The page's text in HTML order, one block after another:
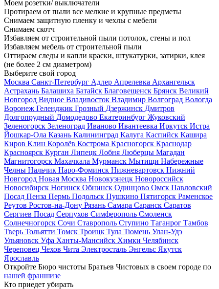
Моем розетки/ выключатели
Протираем от пыли все мелкие и крупные предметы
Снимаем защитную пленку и чехлы с мебели
Снимаем скотч
Избавляем от строительной пыли потолок, стены и пол
Избавляем мебель от строительной пыли
Оттираем следы и капли краски, штукатурки, затирки, клея
(не более 2 см диаметром)
Выберите свой город
Москва Санкт-Петербург Адлер Апрелевка Архангельск
Астрахань Балашиха Батайск Благовещенск Брянск Великий
Новгород Видное Владивосток Владимир Волгоград Вологда
Воронеж Геленджик Грозный Дзержинск Дмитров
Долгопрудный Домодедово Екатеринбург Жуковский
Зеленогорск Зеленоград Иваново Ивантеевка Иркутск Истра
Йошкар-Ола Казань Калининград Калуга Каспийск Кашира
Киров Клин Королёв Кострома Красногорск Краснодар
Красноярск Курган Липецк Лобня Люберцы Магадан
Магнитогорск Махачкала Мурманск Мытищи Набережные
Челны Нальчик Наро-Фоминск Нижневартовск Нижний
Новгород Новая Москва Новокузнецк Новороссийск
Новосибирск Ногинск Обнинск Одинцово Омск Павловский
Посад Пенза Пермь Подольск Пушкино Пятигорск Раменское
Реутов Ростов-на-Дону Рязань Самара Саранск Саратов
Сергиев Посад Серпухов Симферополь Смоленск
Солнечногорск Сочи Ставрополь Ступино Таганрог Тамбов
Тверь Тольятти Томск Троицк Тула Тюмень Улан-Удэ
Ульяновск Уфа Ханты-Мансийск Химки Челябинск
Череповец Чехов Чита Электросталь Энгельс Якутск
Ярославль
Откройте Бюро чистоты Братьев Чистовых в своем городе по
нашей франшизе
Кто приедет убирать